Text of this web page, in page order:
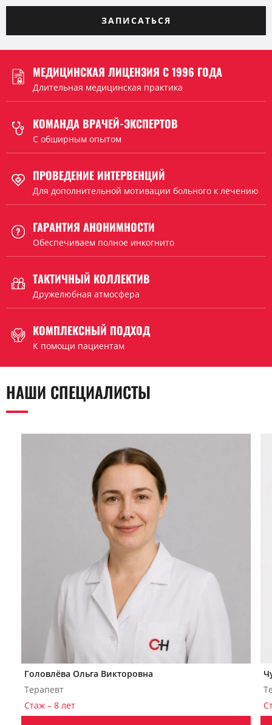
ЗАПИСАТЬСЯ
МЕДИЦИНСКАЯ ЛИЦЕНЗИЯ С 1996 ГОДА
Длительная медицинская практика
КОМАНДА ВРАЧЕЙ-ЭКСПЕРТОВ
C обширным опытом
ПРОВЕДЕНИЕ ИНТЕРВЕНЦИЙ
Для дополнительной мотивации больного к лечению
ГАРАНТИЯ АНОНИМНОСТИ
Обеспечиваем полное инкогнито
ТАКТИЧНЫЙ КОЛЛЕКТИВ
Дружелюбная атмосфера
КОМПЛЕКСНЫЙ ПОДХОД
К помощи пациентам
НАШИ СПЕЦИАЛИСТЫ
Головлёва Ольга Викторовна
Терапевт
Стаж – 8 лет